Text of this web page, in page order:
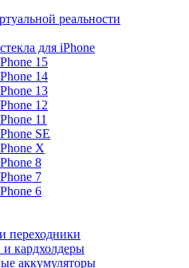
реальности
для iPhone
15
14
13
12
11
SE
X
8
7
6
переходники
кардхолдеры
аккумуляторы